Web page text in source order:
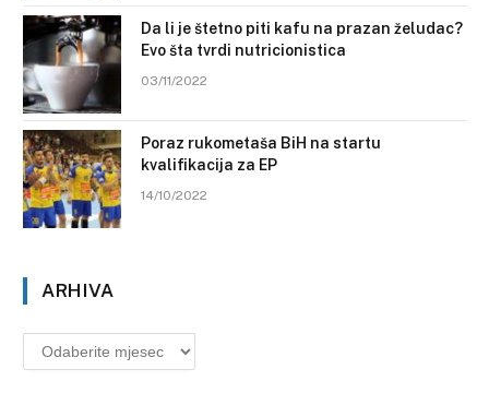
Da li je štetno piti kafu na prazan želudac?
Evo šta tvrdi nutricionistica
03/11/2022
Poraz rukometaša BiH na startu
kvalifikacija za EP
14/10/2022
ARHIVA
Arhiva